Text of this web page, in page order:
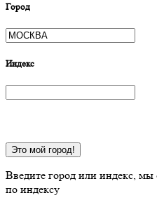
Город
Индекс
Это мой город!
Введите город или индекс,
по индексу